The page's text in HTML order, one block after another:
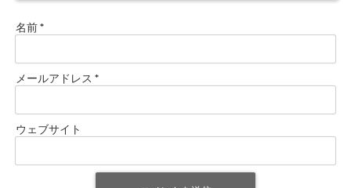
名前*
メールアドレス *
ウェブサイト